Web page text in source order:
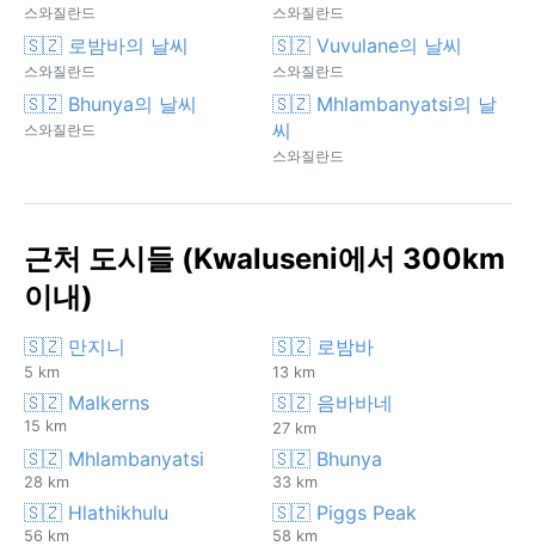
스와질란드 스와질란드
🇸🇿 로밤바의 날씨
스와질란드
🇸🇿 Vuvulane의 날씨
스와질란드
🇸🇿 Bhunya의 날씨
스와질란드
🇸🇿 Mhlambanyatsi의 날
씨
스와질란드
근처 도시들 (Kwaluseni에서 300km
이내)
🇸🇿 만지니
5 km
🇸🇿 로밤바
13 km
🇸🇿 Malkerns
15 km
🇸🇿 음바바네
27 km
🇸🇿 Mhlambanyatsi
28 km
🇸🇿 Bhunya
33 km
🇸🇿 Hlathikhulu
56 km
🇸🇿 Piggs Peak
58 km